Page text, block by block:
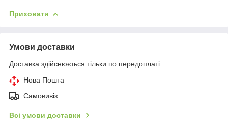
Приховати
Умови доставки
Доставка здійснюється тільки по передоплаті.
Нова Пошта
Самовивіз
Всі умови доставки